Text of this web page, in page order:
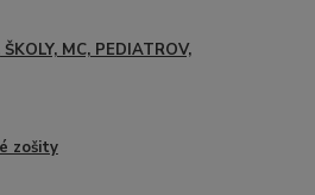
MC, PEDIATROV,
zošity